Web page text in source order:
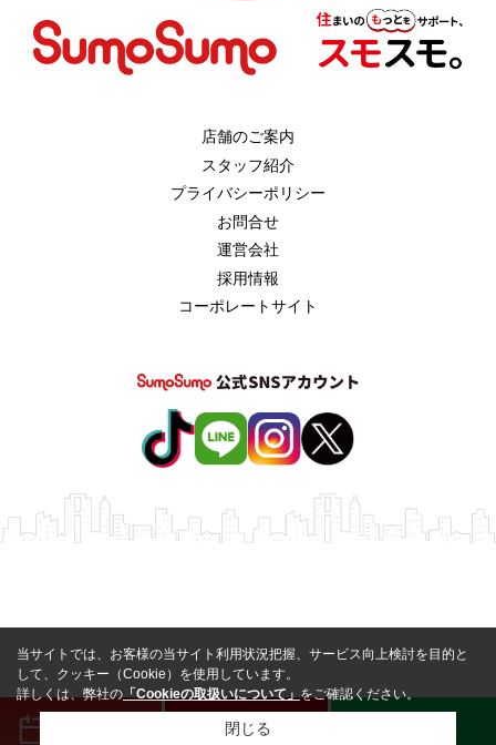
電話
店舗のご案内
スタッフ紹介
プライバシーポリシー
お問合せ
運営会社
採用情報
コーポレートサイト
当サイトでは、お客様の当サイト利用状況把握、サービス向上検討を目的と
して、クッキー（Cookie）を使用しています。
詳しくは、弊社の 「Cookieの取扱いについて」 をご確認ください。
閉じる